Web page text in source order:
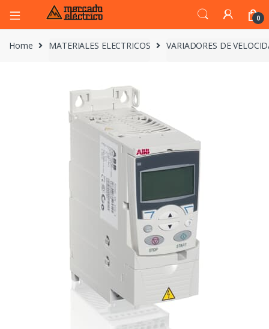
0
Home MATERIALES ELECTRICOS VARIADORES DE